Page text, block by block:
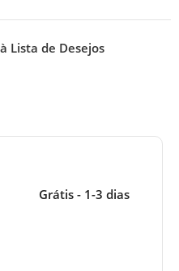
Lista de Desejos
Grátis - 1-3 dias